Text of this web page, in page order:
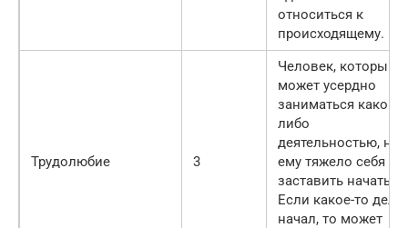
относиться к
происходящему.
Трудолюбие 3
Человек, который
может усердно
заниматься какой-
либо
деятельностью, но
ему тяжело себя
заставить начать.
Если какое-то дело
начал, то может